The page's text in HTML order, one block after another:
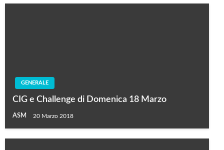
GENERALE
CIG e Challenge di Domenica 18 Marzo
ASM 20 Marzo 2018